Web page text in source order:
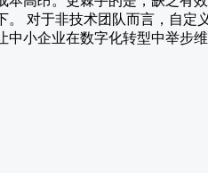
。 对于非技术团队而言，自定
中小企业在数字化转型中举步维